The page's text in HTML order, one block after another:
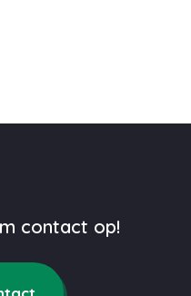
contact op!